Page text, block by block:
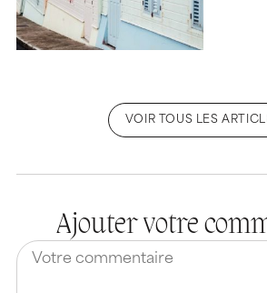
VOIR TOUS LES
Ajouter votre